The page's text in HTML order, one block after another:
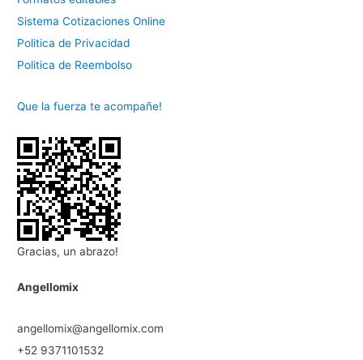
Sistema Cotizaciones Online
Politica de Privacidad
Politica de Reembolso
Que la fuerza te acompañe!
Gracias, un abrazo!
Angellomix
angellomix@angellomix.com
+52 9371101532